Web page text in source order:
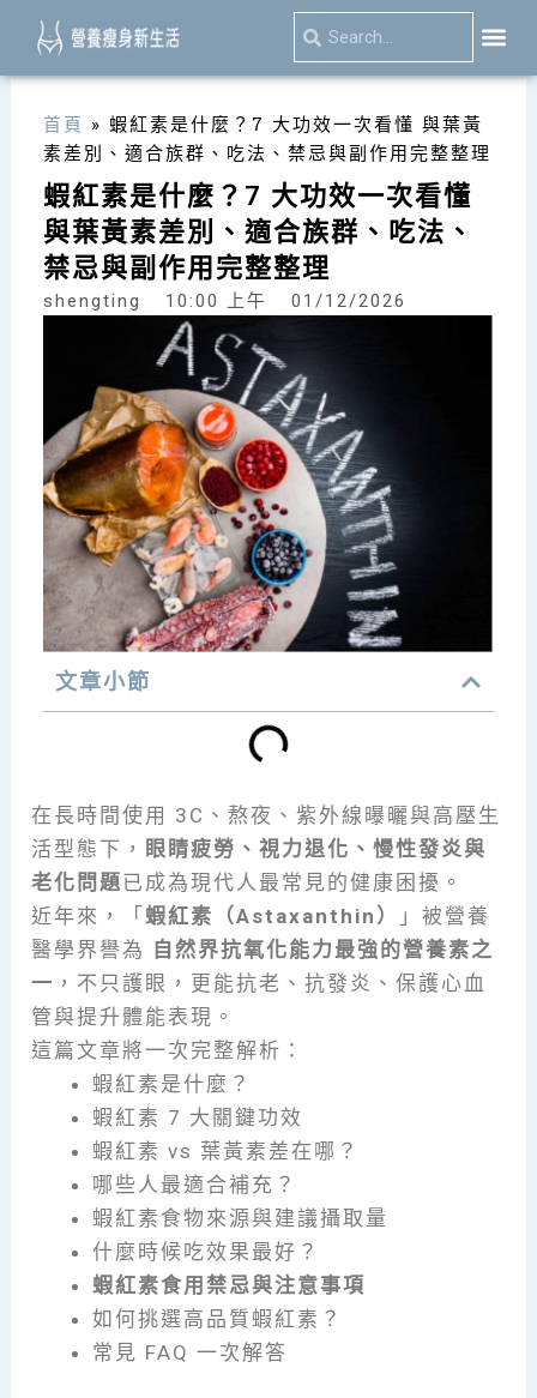
主
Search
首頁 »蝦紅素是什麼？7 大功效一次看懂 與葉黃
素差別、適合族群、吃法、禁忌與副作用完整整理
蝦紅素是什麼？7 大功效一次看懂
與葉黃素差別、適合族群、吃法、
禁忌與副作用完整整理
shengting 10:00 上午 01/12/2026
文章小節
在長時間使用 3C、熬夜、紫外線曝曬與高壓生
活型態下， 眼睛疲勞、視力退化、慢性發炎與
老化問題已成為現代人最常見的健康困擾。
近年來，「蝦紅素（Astaxanthin）
」被營養
醫學界譽為
自然界抗氧化能力最強的營養素之
一 ，不只護眼，更能抗老、抗發炎、保護心血
管與提升體能表現。
這篇文章將一次完整解析：
蝦紅素是什麼？
蝦紅素 7 大關鍵功效
蝦紅素 vs 葉黃素差在哪？
哪些人最適合補充？
蝦紅素食物來源與建議攝取量
什麼時候吃效果最好？
蝦紅素食用禁忌與注意事項
如何挑選高品質蝦紅素？
常見 FAQ 一次解答